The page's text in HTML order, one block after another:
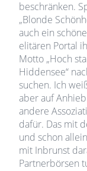
beschränken.
„Blonde
auch ein
elitären Portal
Motto „Hoch
Hiddensee“
suchen. Ich
aber auf
andere
dafür. Das mit
und schon
mit Inbrunst
Partnerbörsen